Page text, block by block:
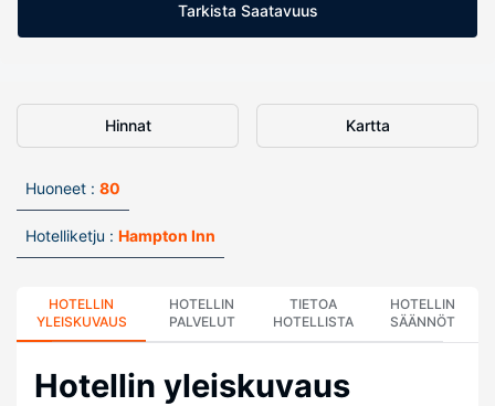
Tarkista Saatavuus
Hinnat Kartta
Huoneet : 80
Hotelliketju : Hampton Inn
HOTELLIN
YLEISKUVAUS
HOTELLIN
PALVELUT
TIETOA
HOTELLISTA
HOTELLIN
SÄÄNNÖT
Hotellin yleiskuvaus